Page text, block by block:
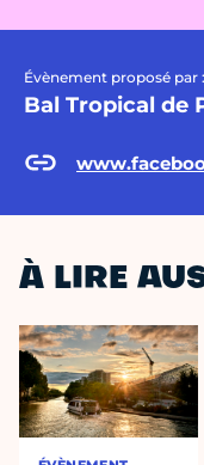
Évènement proposé par :
Bal Tropical de
À LIRE